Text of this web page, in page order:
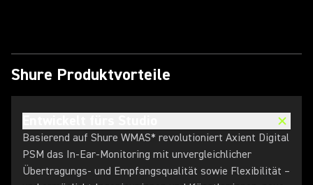
Shure Produktvorteile
Basierend auf Shure WMAS* revolutioniert Axient Digital
PSM das In-Ear-Monitoring mit unvergleichlicher
Übertragungs- und Empfangsqualität sowie Flexibilität –